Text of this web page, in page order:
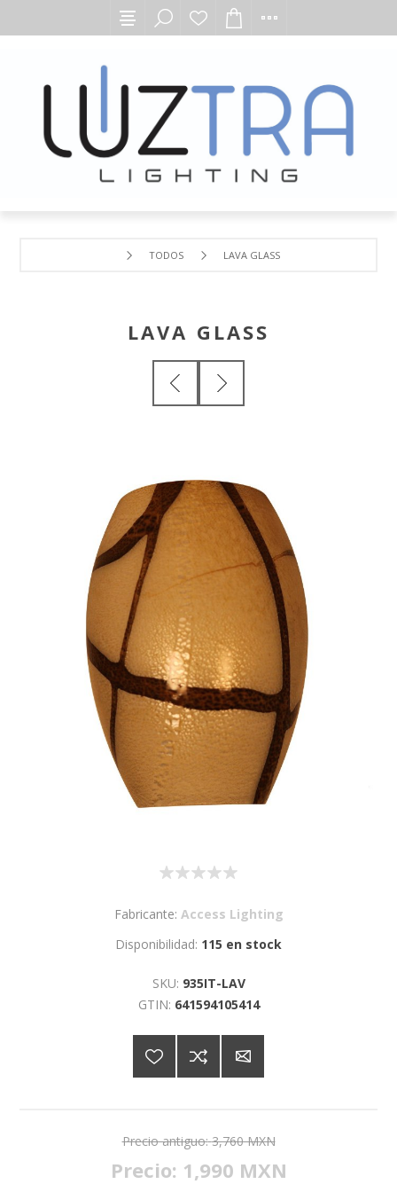
TODOS LAVA GLASS
LAVA GLASS
Fabricante: Access Lighting
Disponibilidad: 115 en stock
SKU: 935IT-LAV
GTIN: 641594105414
Precio antiguo: 3,760 MXN
Precio: 1,990 MXN